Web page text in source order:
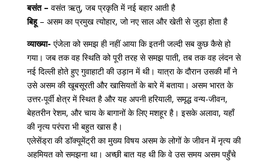
बसंत – वसंत ऋतु, जब प्रकृति में नई बहार आती है
बिहू– असम का प्रमुख त्योहार, जो नए साल और खेती से जुड़ा होता है
व्याख्या- एंजेला को समझ ही नहीं आया कि इतनी जल्दी सब कुछ कैसे हो
गया। जब तक वह स्थिति को पूरी तरह से समझ पाती, तब तक वह लंदन से
नई दिल्ली होते हुए गुवाहाटी की उड़ान में थी। यात्रा के दौरान उसकी माँ ने
उसे असम की खूबसूरती और खासियतों के बारे में बताया। असम भारत के
उत्तर-पूर्वी क्षेत्र में स्थित है और यह अपनी हरियाली, समृद्ध वन्य-जीवन,
बेहतरीन रेशम, और चाय के बागानों के लिए मशहूर है। इसके अलावा, यहाँ
की नृत्य परंपरा भी बहुत खास है।
एलेसेंड्रा की डॉक्यूमेंट्री का मुख्य विषय असम के लोगों के जीवन में नृत्य की
अहमियत को समझना था। अच्छी बात यह थी कि वे उस समय असम पहुँचे